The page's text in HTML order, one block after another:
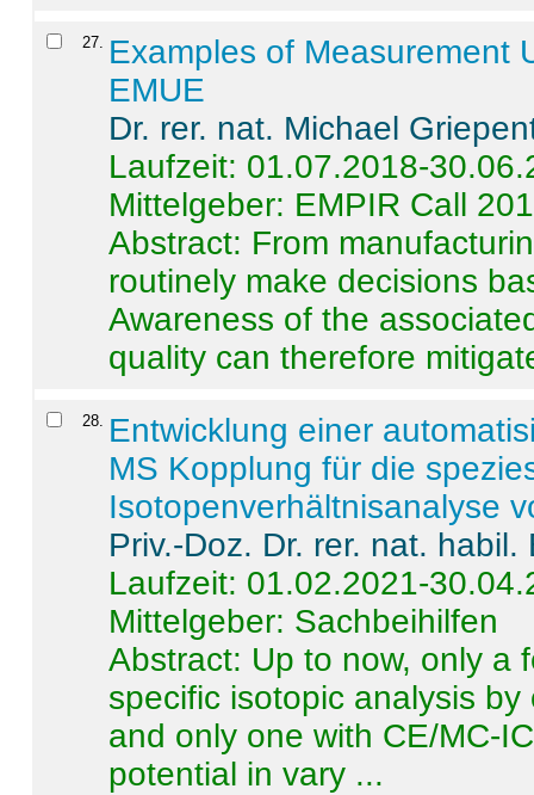
27. Examples of Measurement
EMUE
Dr. rer. nat. Michael
Laufzeit: 01.07.2018-
Mittelgeber: EMPIR Call
Abstract: From
routinely make decisions
Awareness of the
quality can therefore
28. Entwicklung einer
MS Kopplung für die
Isotopenverhältnisanalyse
Priv.-Doz. Dr. rer. nat.
Laufzeit: 01.02.2021-
Mittelgeber: Sachbeihilfen
Abstract: Up to now, only a
specific isotopic analysis
and only one with CE/MC-
potential in vary ...